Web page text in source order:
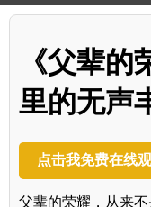
《父辈的
里的无声
点击我免费在线
父辈的荣耀，从来